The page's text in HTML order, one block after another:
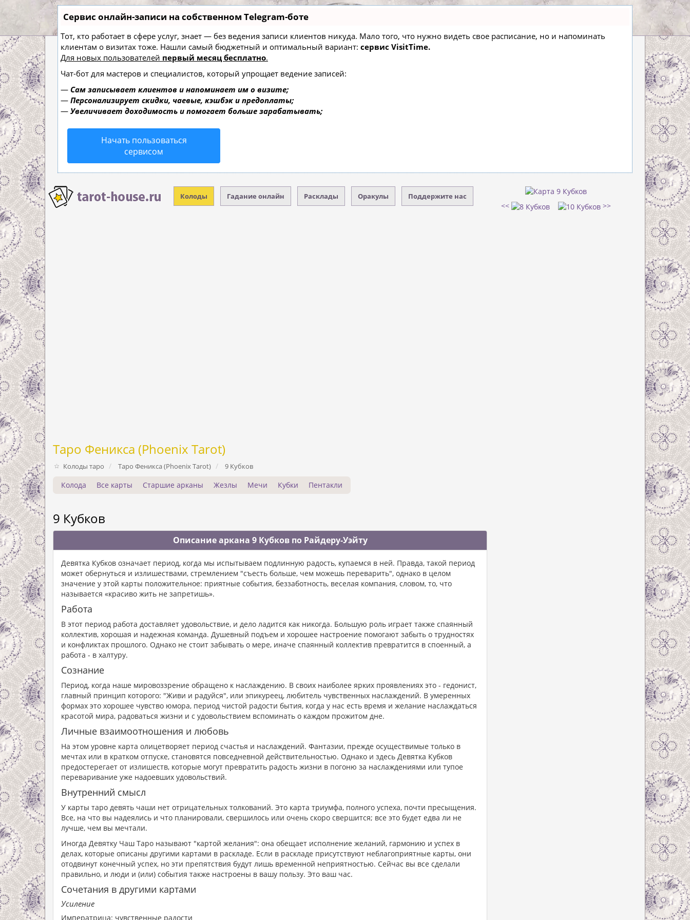
Сервис онлайн-записи на собственном Telegram-боте
Тот, кто работает в сфере услуг, знает — без ведения записи клиентов никуда. Мало того, что нужно видеть свое расписание, но и напоминать
клиентам о визитах тоже. Нашли самый бюджетный и оптимальный вариант: сервис VisitTime.
Для новых пользователей первый месяц бесплатно.
Чат-бот для мастеров и специалистов, который упрощает ведение записей:
— Сам записывает клиентов и напоминает им о визите;
— Персонализирует скидки, чаевые, кэшбэк и предоплаты;
— Увеличивает доходимость и помогает больше зарабатывать;
Начать пользоваться
сервисом
Колоды Гадание онлайн Расклады Оракулы Поддержите нас
<< >>
Таро Феникса (Phoenix Tarot)
Колоды таро Таро Феникса (Phoenix Tarot) 9 Кубков
Колода Все карты Старшие арканы Жезлы Мечи Кубки Пентакли
9 Кубков
Описание аркана 9 Кубков по Райдеру-Уэйту
Девятка Кубков означает период, когда мы испытываем подлинную радость, купаемся в ней. Правда, такой период
может обернуться и излишествами, стремлением "съесть больше, чем можешь переварить", однако в целом
значение у этой карты положительное: приятные события, беззаботность, веселая компания, словом, то, что
называется «красиво жить не запретишь».
Работа
В этот период работа доставляет удовольствие, и дело ладится как никогда. Большую роль играет также спаянный
коллектив, хорошая и надежная команда. Душевный подъем и хорошее настроение помогают забыть о трудностях
и конфликтах прошлого. Однако не стоит забывать о мере, иначе спаянный коллектив превратится в споенный, а
работа - в халтуру.
Сознание
Период, когда наше мировоззрение обращено к наслаждению. В своих наиболее ярких проявлениях это - гедонист,
главный принцип которого: "Живи и радуйся", или эпикуреец, любитель чувственных наслаждений. В умеренных
формах это хорошее чувство юмора, период чистой радости бытия, когда у нас есть время и желание наслаждаться
красотой мира, радоваться жизни и с удовольствием вспоминать о каждом прожитом дне.
Личные взаимоотношения и любовь
На этом уровне карта олицетворяет период счастья и наслаждений. Фантазии, прежде осуществимые только в
мечтах или в кратком отпуске, становятся повседневной действительностью. Однако и здесь Девятка Кубков
предостерегает от излишеств, которые могут превратить радость жизни в погоню за наслаждениями или тупое
переваривание уже надоевших удовольствий.
Внутренний смысл
У карты таро девять чаши нет отрицательных толкований. Это карта триумфа, полного успеха, почти пресыщения.
Все, на что вы надеялись и что планировали, свершилось или очень скоро свершится; все это будет едва ли не
лучше, чем вы мечтали.
Иногда Девятку Чаш Таро называют "картой желания": она обещает исполнение желаний, гармонию и успех в
делах, которые описаны другими картами в раскладе. Если в раскладе присутствуют неблагоприятные карты, они
отодвинут конечный успех, но эти препятствия будут лишь временной неприятностью. Сейчас вы все сделали
правильно, и люди и (или) события также настроены в вашу пользу. Это ваш час.
Сочетания в другими картами
Усиление
Императрица: чувственные радости